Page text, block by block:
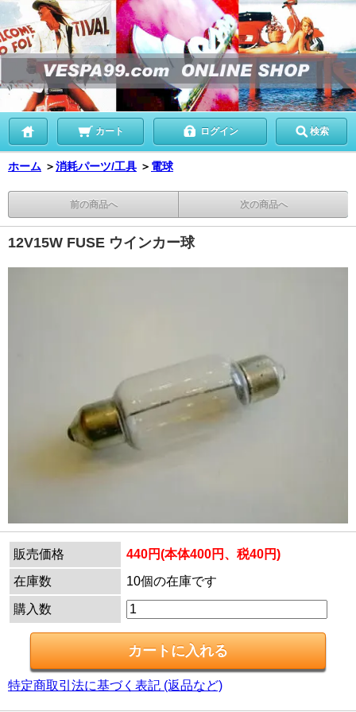
カート ログイン 検索
ホーム ＞消耗パーツ/工具 ＞ 電球
前の商品へ 次の商品へ
12V15W FUSE ウインカー球
販売価格
440円(本体400円、税40円)
在庫数
10個の在庫です
購入数
特定商取引法に基づく表記 (返品など)